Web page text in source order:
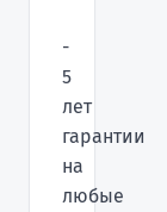
-
5
лет
гарантии
на
любые